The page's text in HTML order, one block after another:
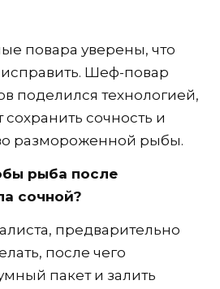
повара уверены, что
Шеф-повар
поделился технологией,
сохранить сочность и
размороженной рыбы.
рыба после
сочной?
предварительно
после чего
пакет и залить